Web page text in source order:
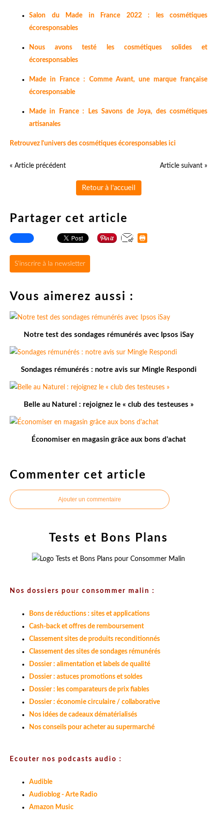
Salon du Made in France 2022 : les cosmétiques
écoresponsables
Nous avons testé les cosmétiques solides et
écoresponsables
Made in France : Comme Avant, une marque française
écoresponsable
Made in France : Les Savons de Joya, des cosmétiques
artisanales
Retrouvez l'univers des cosmétiques écoresponsables ici
« Article précédent Article suivant »
Retour à l'accueil
Partager cet article
S'inscrire à la newsletter
Vous aimerez aussi :
Notre test des sondages rémunérés avec Ipsos iSay
Sondages rémunérés : notre avis sur Mingle Respondi
Belle au Naturel : rejoignez le « club des testeuses »
Économiser en magasin grâce aux bons d'achat
Commenter cet article
Ajouter un commentaire
Tests et Bons Plans
Nos dossiers pour consommer malin :
Bons de réductions : sites et applications
Cash-back et offres de remboursement
Classement sites de produits reconditionnés
Classement des sites de sondages rémunérés
Dossier : alimentation et labels de qualité
Dossier : astuces promotions et soldes
Dossier : les comparateurs de prix fiables
Dossier : économie circulaire / collaborative
Nos idées de cadeaux dématérialisés
Nos conseils pour acheter au supermarché
Ecouter nos podcasts audio :
Audible
Audioblog - Arte Radio
Amazon Music